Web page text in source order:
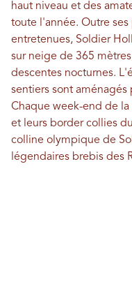
haut niveau et des
toute l'année. Outre
entretenues, Soldier
sur neige de 365
descentes nocturnes.
sentiers sont
Chaque week-end de
et leurs border collies
colline olympique de
légendaires brebis des